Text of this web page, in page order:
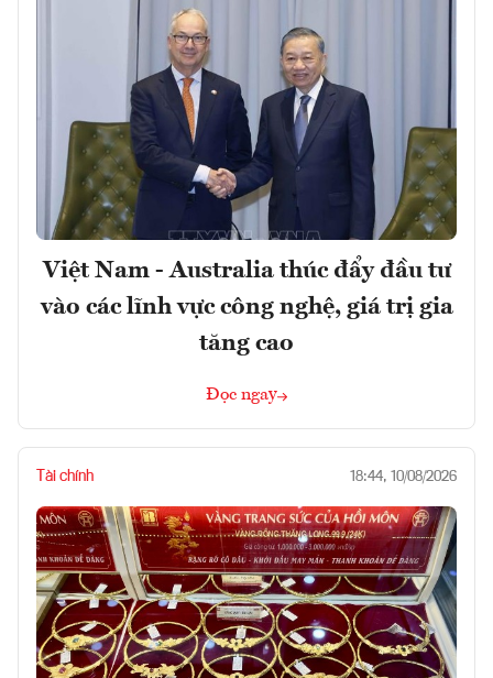
Việt Nam - Australia thúc đẩy đầu tư
vào các lĩnh vực công nghệ, giá trị gia
tăng cao
Đọc ngay
Tài chính 18:44, 10/08/2026